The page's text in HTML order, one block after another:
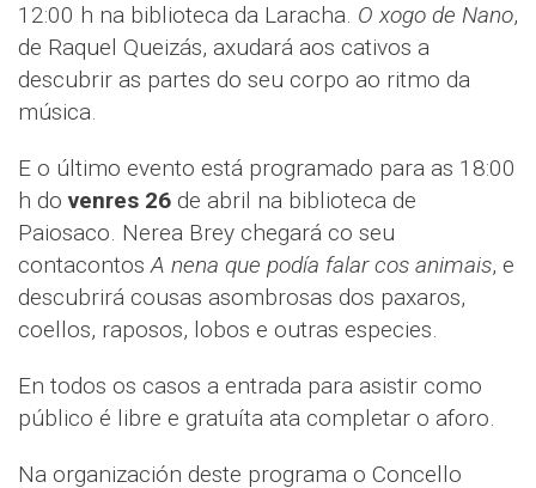
12:00 h na biblioteca da Laracha. O xogo de Nano,
de Raquel Queizás, axudará aos cativos a
descubrir as partes do seu corpo ao ritmo da
música.
E o último evento está programado para as 18:00
h do venres 26 de abril na biblioteca de
Paiosaco. Nerea Brey chegará co seu
contacontosA nena que podía falar cos animais, e
descubrirá cousas asombrosas dos paxaros,
coellos, raposos, lobos e outras especies.
En todos os casos a entrada para asistir como
público é libre e gratuíta ata completar o aforo.
Na organización deste programa o Concello